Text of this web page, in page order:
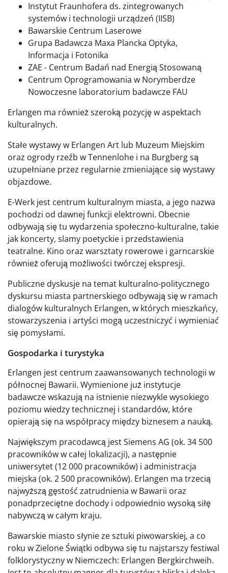
Instytut Fraunhofera ds. zintegrowanych
systemów i technologii urządzeń (IISB)
Bawarskie Centrum Laserowe
Grupa Badawcza Maxa Plancka Optyka,
Informacja i Fotonika
ZAE - Centrum Badań nad Energią Stosowaną
Centrum Oprogramowania w Norymberdze
Nowoczesne laboratorium badawcze FAU
Erlangen ma również szeroką pozycję w aspektach
kulturalnych.
Stałe wystawy w Erlangen Art lub Muzeum Miejskim
oraz ogrody rzeźb w Tennenlohe i na Burgberg są
uzupełniane przez regularnie zmieniające się wystawy
objazdowe.
E-Werk jest centrum kulturalnym miasta, a jego nazwa
pochodzi od dawnej funkcji elektrowni. Obecnie
odbywają się tu wydarzenia społeczno-kulturalne, takie
jak koncerty, slamy poetyckie i przedstawienia
teatralne. Kino oraz warsztaty rowerowe i garncarskie
również oferują możliwości twórczej ekspresji.
Publiczne dyskusje na temat kulturalno-politycznego
dyskursu miasta partnerskiego odbywają się w ramach
dialogów kulturalnych Erlangen, w których mieszkańcy,
stowarzyszenia i artyści mogą uczestniczyć i wymieniać
się pomysłami.
Gospodarka i turystyka
Erlangen jest centrum zaawansowanych technologii w
północnej Bawarii. Wymienione już instytucje
badawcze wskazują na istnienie niezwykle wysokiego
poziomu wiedzy technicznej i standardów, które
opierają się na współpracy między biznesem a nauką.
Największym pracodawcą jest Siemens AG (ok. 34 500
pracowników w całej lokalizacji), a następnie
uniwersytet (12 000 pracowników) i administracja
miejska (ok. 2 500 pracowników). Erlangen ma trzecią
najwyższą gęstość zatrudnienia w Bawarii oraz
ponadprzeciętne dochody i odpowiednio wysoką siłę
nabywczą w całym kraju.
Bawarskie miasto słynie ze sztuki piwowarskiej, a co
roku w Zielone Świątki odbywa się tu najstarszy festiwal
folklorystyczny w Niemczech: Erlangen Bergkirchweih.